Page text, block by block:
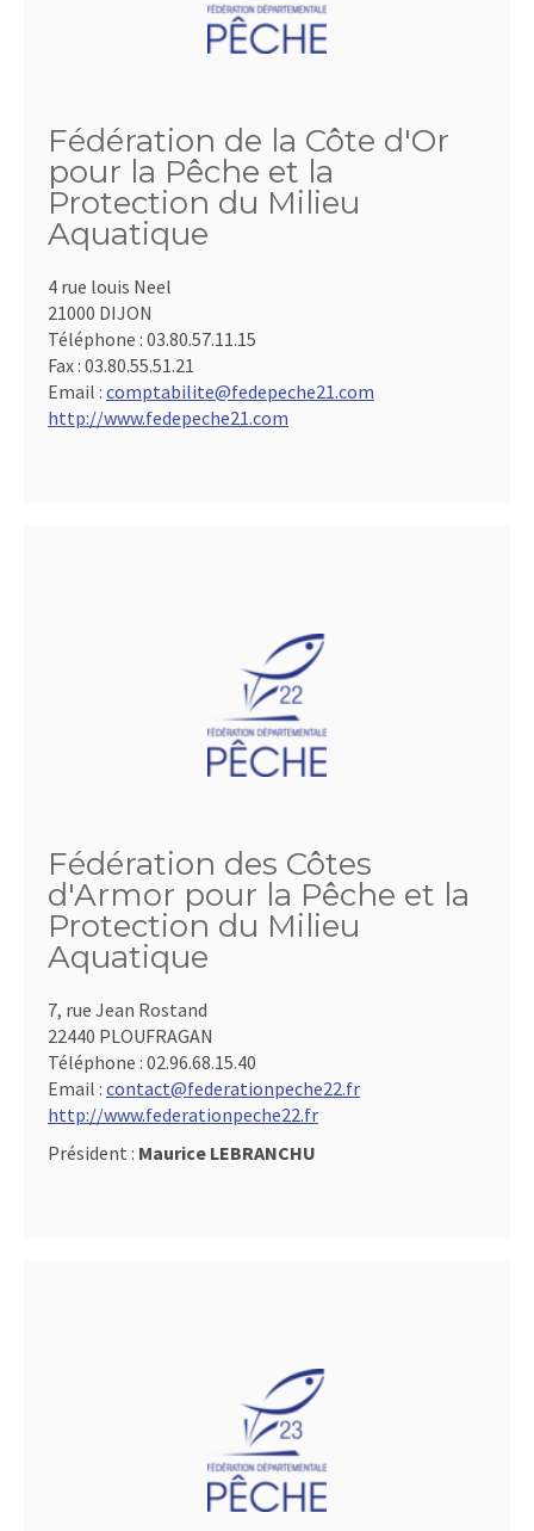
Fédération de la Côte d'Or
pour la Pêche et la
Protection du Milieu
Aquatique
4 rue louis Neel
21000 DIJON
Téléphone : 03.80.57.11.15
Fax : 03.80.55.51.21
Email : comptabilite@fedepeche21.com
http://www.fedepeche21.com
Fédération des Côtes
d'Armor pour la Pêche et la
Protection du Milieu
Aquatique
7, rue Jean Rostand
22440 PLOUFRAGAN
Téléphone : 02.96.68.15.40
Email : contact@federationpeche22.fr
http://www.federationpeche22.fr
Président : Maurice LEBRANCHU